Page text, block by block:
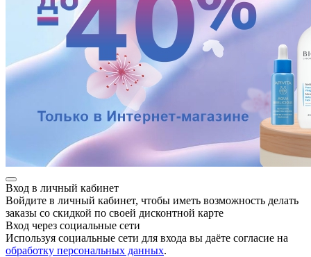
Вход в личный кабинет
Войдите в личный кабинет, чтобы иметь возможность делать
заказы со скидкой по своей дисконтной карте
Вход через социальные сети
Используя социальные сети для входа вы даёте согласие на
обработку персональных данных.